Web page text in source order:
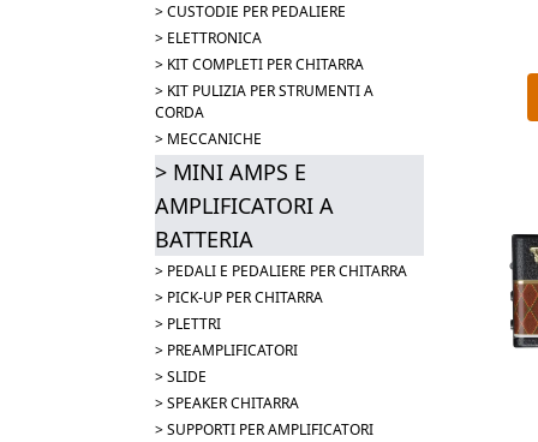
> CUSTODIE PER PEDALIERE
> ELETTRONICA
> KIT COMPLETI PER CHITARRA
> KIT PULIZIA PER STRUMENTI A
CORDA
> MECCANICHE
> MINI AMPS E
AMPLIFICATORI A
BATTERIA
> PEDALI E PEDALIERE PER CHITARRA
> PICK-UP PER CHITARRA
> PLETTRI
> PREAMPLIFICATORI
> SLIDE
> SPEAKER CHITARRA
> SUPPORTI PER AMPLIFICATORI